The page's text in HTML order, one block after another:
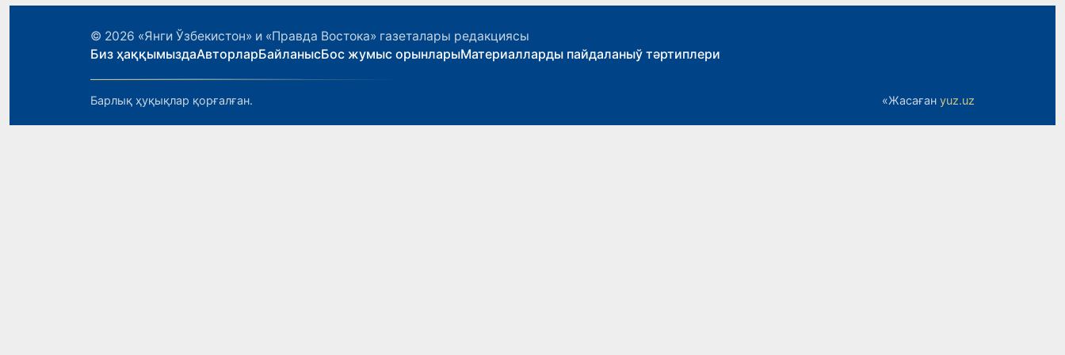
© 2026 «Янги Ўзбекистон» и «Правда Востока» газеталары редакциясы
Биз ҳаққымыздаАвторларБайланысБос жумыс орынларыМатериалларды пайдаланыў тәртиплери
Барлық ҳуқықлар қорғалған. «Жасаған yuz.uz